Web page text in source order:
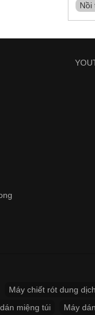
Nồi
Máy chiết rót dung dịch
miệng túi Máy